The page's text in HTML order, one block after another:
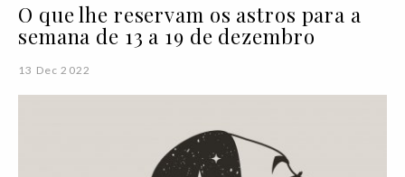
O que lhe reservam os astros para a
semana de 13 a 19 de dezembro
13 Dec 2022